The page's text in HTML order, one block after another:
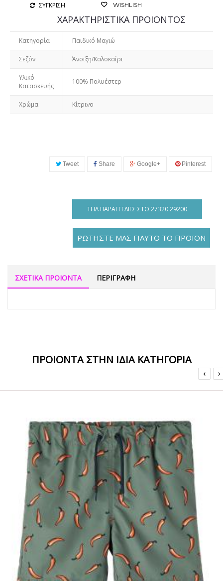
ΣΥΓΚΡΙΣΗ WISHLISH
ΧΑΡΑΚΤΗΡΙΣΤΙΚΑ ΠΡΟΙΟΝΤΟΣ
Κατηγορία Παιδικό Μαγιώ
Σεζόν Άνοιξη/Καλοκαίρι
Υλικό
Κατασκευής
100% Πολυέστερ
Χρώμα Κίτρινο
Tweet Share Google+ Pinterest
ΤΗΛ ΠΑΡΑΓΓΕΛΊΕΣ ΣΤΟ 27320 29200
ΡΩΤΗΣΤΕ ΜΑΣ ΓΙΑΥΤΟ ΤΟ ΠΡΟΪΟΝ
ΣΧΕΤΙΚΑ ΠΡΟΙΟΝΤΑ ΠΕΡΙΓΡΑΦΗ
ΠΡΟΙΟΝΤΑ ΣΤΗΝ ΙΔΙΑ ΚΑΤΗΓΟΡΙΑ
‹ ›